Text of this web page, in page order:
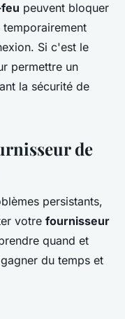
peuvent bloquer
Si c'est le
permettre un
la sécurité de
de
persistants,
votre fournisseur
quand et
du temps et